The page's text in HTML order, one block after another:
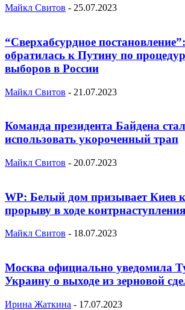
Майкл Свитов - 25.07.2023
“Сверхабсурдное
обратилась к Путину по
выборов в России
Майкл Свитов - 21.07.2023
Команда президента Байдена
использовать укороченный трап
Майкл Свитов - 20.07.2023
WP: Белый дом призывает Киев
прорыву в ходе
Майкл Свитов - 18.07.2023
Москва официально уведомила
Украину о выходе из зерновой
Ирина Жаткина - 17.07.2023